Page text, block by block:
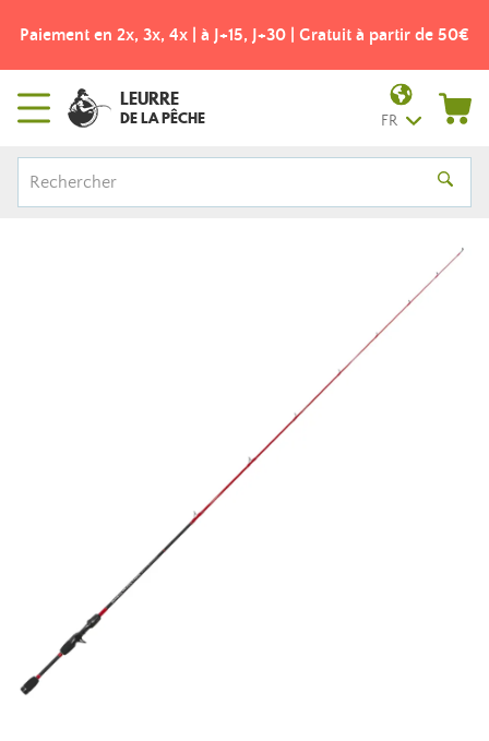
Paiement en 2x, 3x, 4x | à J+15, J+30 | Gratuit à partir de 50€
LEURRE
DE LA PÊCHE FR